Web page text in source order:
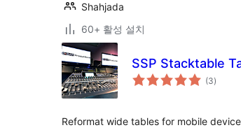
Shahjada
60+ 활성 설치
SSP Stacktable
(3전
체)
Reformat wide tables for mobile